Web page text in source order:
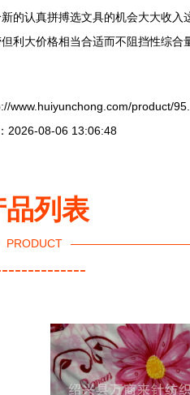
认真拼搏选文具的机会大大收
利大价格相当合适而不阻挡性综合
www.huiyunchong.com/product/
2026-08-06 13:06:48
品列表
PRODUCT